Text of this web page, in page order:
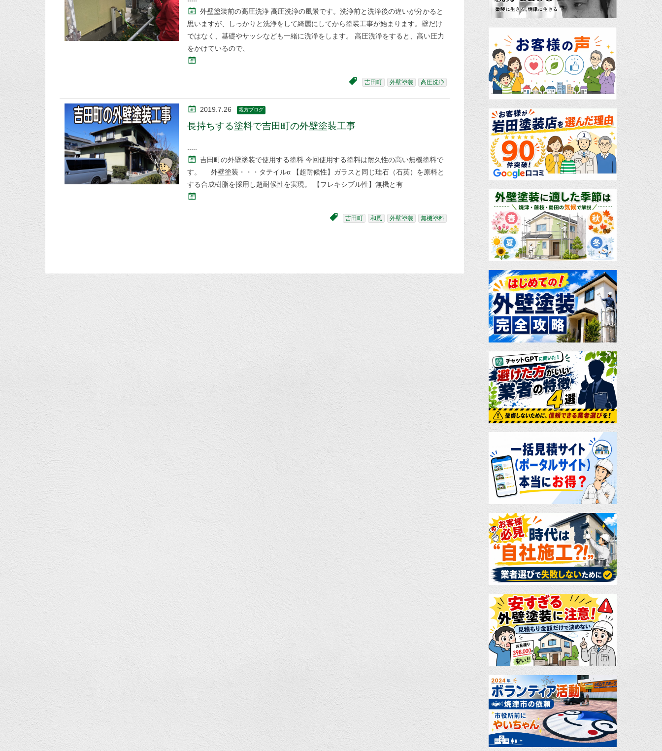
外壁塗装前の高圧洗浄 高圧洗浄の風景です。洗浄前と洗浄後の違いが分かると
思いますが、しっかりと洗浄をして綺麗にしてから塗装工事が始まります。壁だけ
ではなく、基礎やサッシなども一緒に洗浄をします。 高圧洗浄をすると、高い圧力
をかけているので、
吉田町 外壁塗装 高圧洗浄
2019.7.26 親方ブログ
長持ちする塗料で吉田町の外壁塗装工事
吉田町の外壁塗装で使用する塗料 今回使用する塗料は耐久性の高い無機塗料で
す。 外壁塗装・・・タテイルα 【超耐候性】ガラスと同じ珪石（石英）を原料と
する合成樹脂を採用し超耐候性を実現。 【フレキシブル性】無機と有
吉田町 和風 外壁塗装 無機塗料